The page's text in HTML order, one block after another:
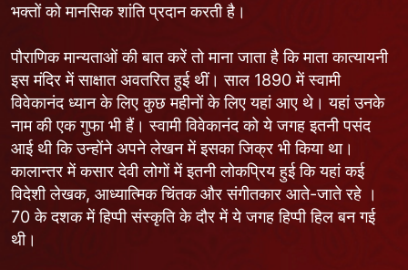
भक्तों को मानसिक शांति प्रदान करती है।
पौराणिक मान्यताओं की बात करें तो माना जाता है कि माता कात्यायनी
इस मंदिर में साक्षात अवतरित हुई थीं। साल 1890 में स्वामी
विवेकानंद ध्यान के लिए कुछ महीनों के लिए यहां आए थे। यहां उनके
नाम की एक गुफा भी हैं। स्वामी विवेकानंद को ये जगह इतनी पसंद
आई थी कि उन्होंने अपने लेखन में इसका जिक्र भी किया था।
कालान्तर में कसार देवी लोगों में इतनी लोकप्रिय हुई कि यहां कई
विदेशी लेखक, आध्यात्मिक चिंतक और संगीतकार आते-जाते रहे ।
70 के दशक में हिप्पी संस्कृति के दौर में ये जगह हिप्पी हिल बन गई
थी।